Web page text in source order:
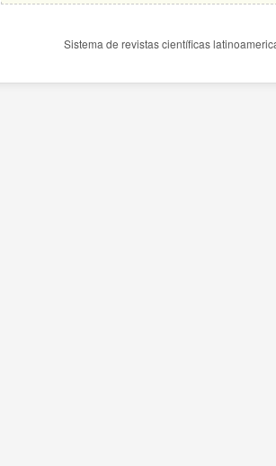
Sistema de revistas científicas